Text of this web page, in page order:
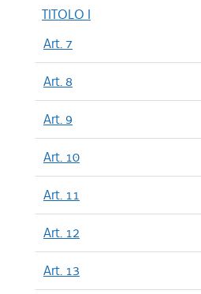
TITOLO I
Art. 7
Art. 8
Art. 9
Art. 10
Art. 11
Art. 12
Art. 13